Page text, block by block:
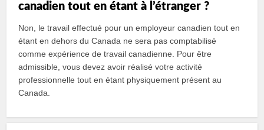
canadien tout en étant à l’étranger ?
Non, le travail effectué pour un employeur canadien tout en
étant en dehors du Canada ne sera pas comptabilisé
comme expérience de travail canadienne. Pour être
admissible, vous devez avoir réalisé votre activité
professionnelle tout en étant physiquement présent au
Canada.